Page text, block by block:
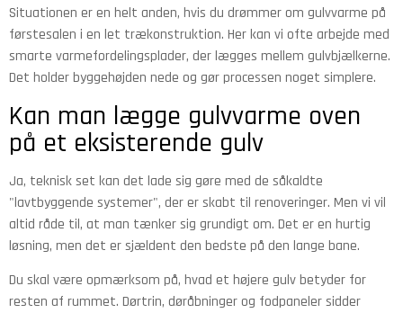
Situationen er en helt anden, hvis du drømmer om gulvvarme på
førstesalen i en let trækonstruktion. Her kan vi ofte arbejde med
smarte varmefordelingsplader, der lægges mellem gulvbjælkerne.
Det holder byggehøjden nede og gør processen noget simplere.
Kan man lægge gulvvarme oven
på et eksisterende gulv
Ja, teknisk set kan det lade sig gøre med de såkaldte
"lavtbyggende systemer", der er skabt til renoveringer. Men vi vil
altid råde til, at man tænker sig grundigt om. Det er en hurtig
løsning, men det er sjældent den bedste på den lange bane.
Du skal være opmærksom på, hvad et højere gulv betyder for
resten af rummet. Dørtrin, døråbninger og fodpaneler sidder